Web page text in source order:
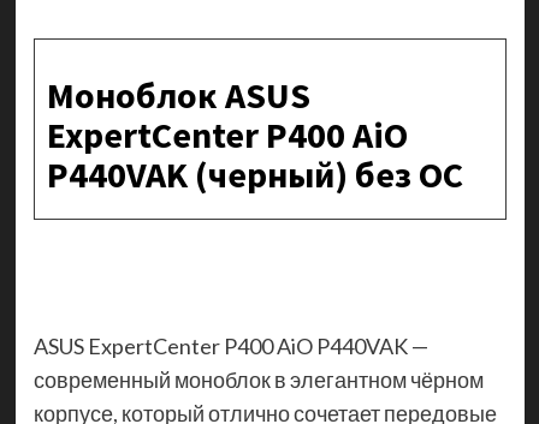
Моноблок ASUS
ExpertCenter P400 AiO
P440VAK (черный) без ОС
ASUS ExpertCenter P400 AiO P440VAK —
современный моноблок в элегантном чёрном
корпусе, который отлично сочетает передовые